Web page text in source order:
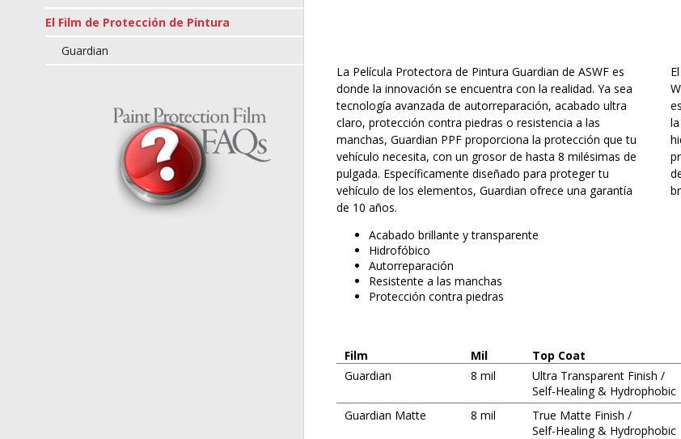
El Film de Protección de Pintura
Guardian
La Película Protectora de Pintura Guardian de ASWF es
donde la innovación se encuentra con la realidad. Ya sea
tecnología avanzada de autorreparación, acabado ultra
claro, protección contra piedras o resistencia a las
manchas, Guardian PPF proporciona la protección que tu
vehículo necesita, con un grosor de hasta 8 milésimas de
pulgada. Específicamente diseñado para proteger tu
vehículo de los elementos, Guardian ofrece una garantía
de 10 años.
Acabado brillante y transparente
Hidrofóbico
Autorreparación
Resistente a las manchas
Protección contra piedras
Film Mil Top Coat
Guardian
8 mil
Ultra Transparent Finish /
Self-Healing & Hydrophobic
Guardian Matte 8 mil
True Matte Finish /
Self-Healing & Hydrophobic